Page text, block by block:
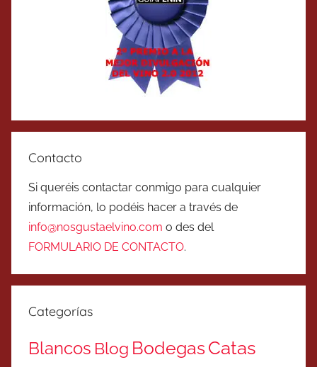
Contacto
Si queréis contactar conmigo para cualquier
información, lo podéis hacer a través de
info@nosgustaelvino.com o des del
FORMULARIO DE CONTACTO.
Categorías
Blancos Blog BodegasCatas